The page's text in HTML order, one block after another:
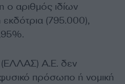
αριθμός ιδίων
εκδότρια (795.000),
Α.Ε. δεν
πρόσωπο ή νομική